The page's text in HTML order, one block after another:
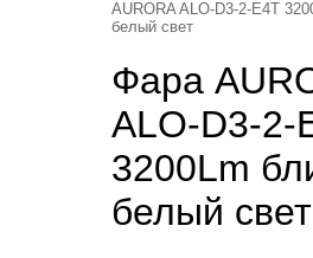
AURORA ALO-D3-2-E4T
белый свет
Фара
ALO-D3-2-
3200Lm
белый свет